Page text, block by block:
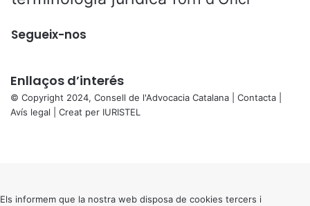
Segueix-nos
Enllaços d’interés
© Copyright 2024, Consell de l'Advocacia Catalana | Contacta
Avís legal | Creat per IURISTEL
button
Els informem que la nostra web disposa de cookies tercers i